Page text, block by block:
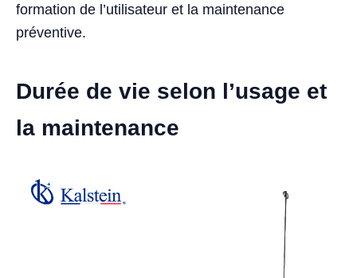
formation de l’utilisateur et la maintenance
préventive.
Durée de vie selon l’usage et
la maintenance